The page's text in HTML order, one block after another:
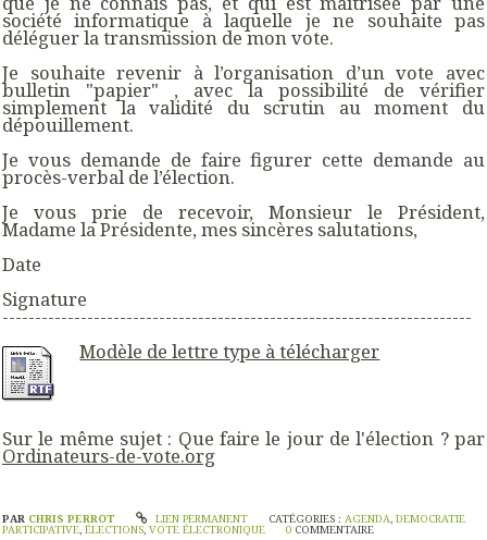
société informatique à laquelle je ne souhaite pas
déléguer la transmission de mon vote.
Je souhaite revenir à l’organisation d’un vote avec
bulletin "papier" , avec la possibilité de vérifier
simplement la validité du scrutin au moment du
dépouillement.
Je vous demande de faire figurer cette demande au
procès-verbal de l’élection.
Je vous prie de recevoir, Monsieur le Président,
Madame la Présidente, mes sincères salutations,
Date
Signature
------------------------------------------------------------------------
Modèle de lettre type à télécharger
Sur le même sujet : Que faire le jour de l'élection ? par
Ordinateurs-de-vote.org
PAR CHRIS PERROT LIEN PERMANENT CATÉGORIES :AGENDA,DEMOCRATIE
PARTICIPATIVE, ÉLECTIONS, VOTE ÉLECTRONIQUE 0 COMMENTAIRE